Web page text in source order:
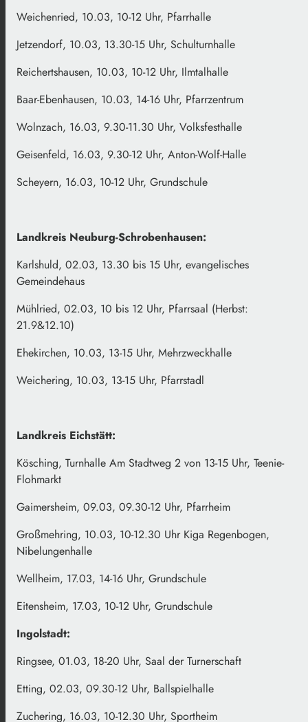
Weichenried, 10.03, 10-12 Uhr, Pfarrhalle
Jetzendorf, 10.03, 13.30-15 Uhr, Schulturnhalle
Reichertshausen, 10.03, 10-12 Uhr, Ilmtalhalle
Baar-Ebenhausen, 10.03, 14-16 Uhr, Pfarrzentrum
Wolnzach, 16.03, 9.30-11.30 Uhr, Volksfesthalle
Geisenfeld, 16.03, 9.30-12 Uhr, Anton-Wolf-Halle
Scheyern, 16.03, 10-12 Uhr, Grundschule
Landkreis Neuburg-Schrobenhausen:
Karlshuld, 02.03, 13.30 bis 15 Uhr, evangelisches
Gemeindehaus
Mühlried, 02.03, 10 bis 12 Uhr, Pfarrsaal (Herbst:
21.9&12.10)
Ehekirchen, 10.03, 13-15 Uhr, Mehrzweckhalle
Weichering, 10.03, 13-15 Uhr, Pfarrstadl
Landkreis Eichstätt:
Kösching, Turnhalle Am Stadtweg 2 von 13-15 Uhr, Teenie-
Flohmarkt
Gaimersheim, 09.03, 09.30-12 Uhr, Pfarrheim
Großmehring, 10.03, 10-12.30 Uhr Kiga Regenbogen,
Nibelungenhalle
Wellheim, 17.03, 14-16 Uhr, Grundschule
Eitensheim, 17.03, 10-12 Uhr, Grundschule
Ingolstadt:
Ringsee, 01.03, 18-20 Uhr, Saal der Turnerschaft
Etting, 02.03, 09.30-12 Uhr, Ballspielhalle
Zuchering, 16.03, 10-12.30 Uhr, Sportheim